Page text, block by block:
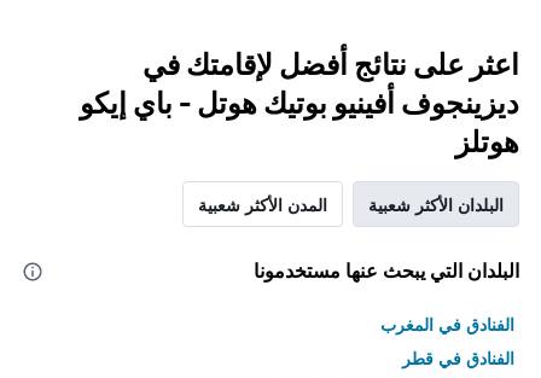
اعثر على نتائج أفضل لإقامتك في
ديزينجوف أفينيو بوتيك هوتل - باي إيكو
هوتلز
البلدان الأكثر شعبية المدن الأكثر شعبية
البلدان التي يبحث عنها مستخدمونا
الفنادق في المغرب
الفنادق في قطر